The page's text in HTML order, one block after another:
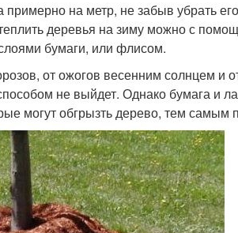
на метр, не забыв убрать
деревья на зиму можно с
бумаги, или флисом.
от ожогов весенним солнцем и
не выйдет. Однако бумага и
могут обгрызть дерево, тем самым